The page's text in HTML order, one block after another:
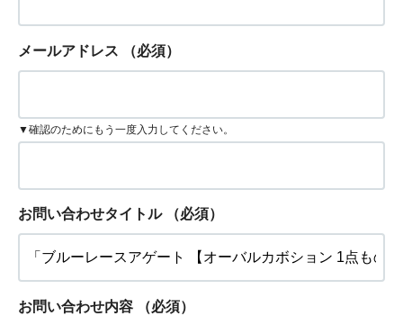
メールアドレス （必須）
▼確認のためにもう一度入力してください。
お問い合わせタイトル （必須）
お問い合わせ内容 （必須）